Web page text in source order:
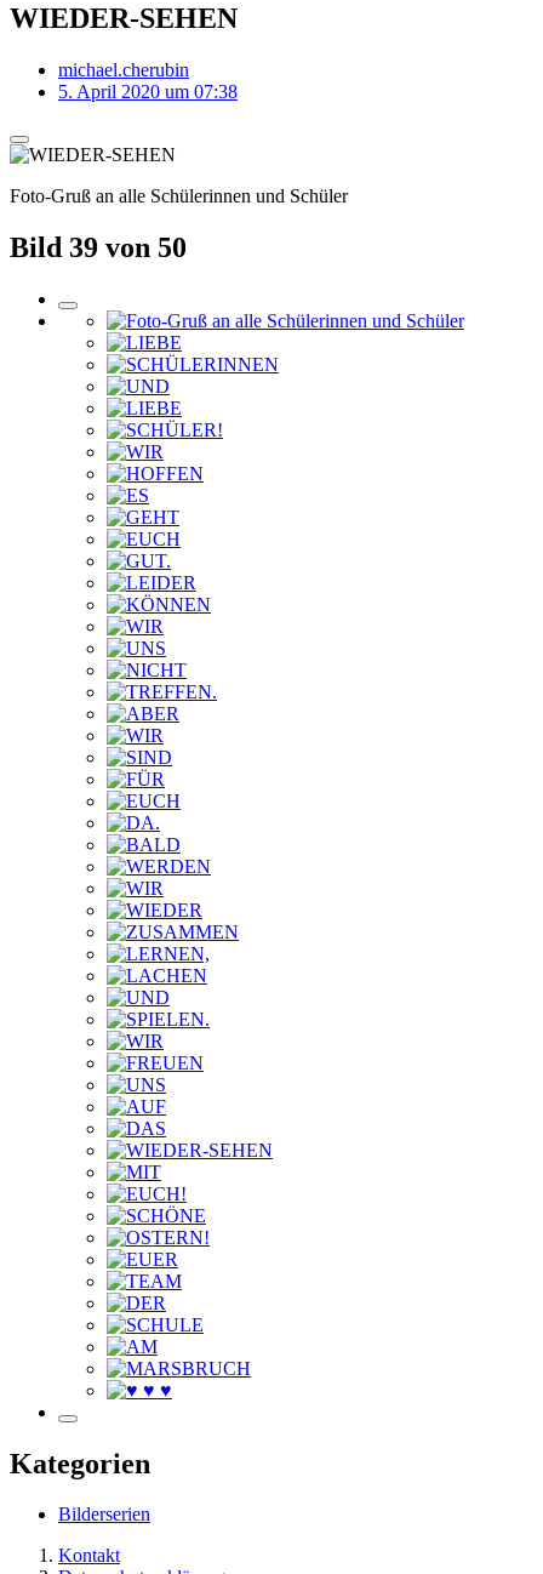
WIEDER-SEHEN
michael.cherubin
5. April 2020 um 07:38
Foto-Gruß an alle Schülerinnen und Schüler
Bild 39 von 50
Kategorien
Bilderserien
Kontakt